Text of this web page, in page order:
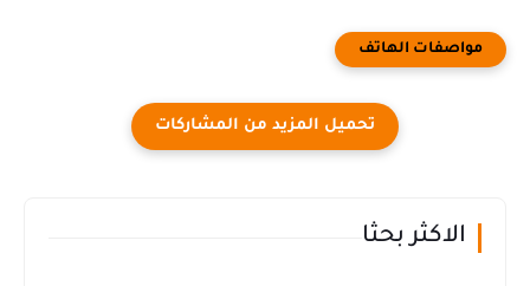
الاكثر بحثا